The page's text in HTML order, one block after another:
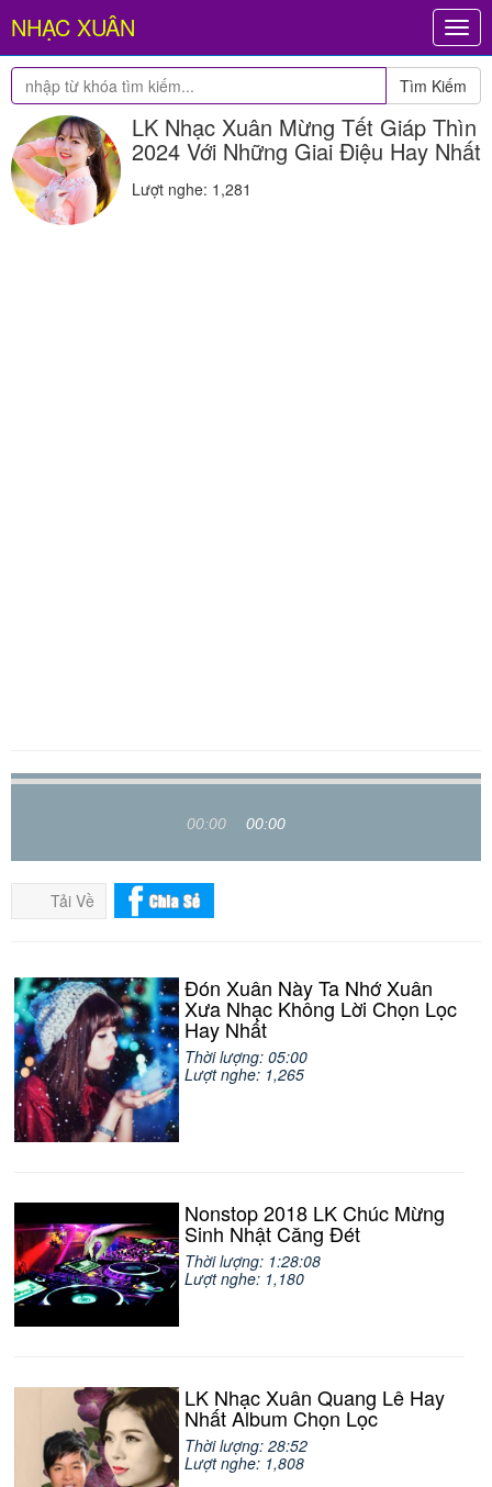
NHẠC XUÂN
Tìm Kiếm
LK Nhạc Xuân Mừng Tết Giáp Thìn
2024 Với Những Giai Điệu Hay Nhất
Lượt nghe: 1,281
00:00 00:00
Tải Về
Đón Xuân Này Ta Nhớ Xuân
Xưa Nhạc Không Lời Chọn Lọc
Hay Nhất
Thời lượng: 05:00
Lượt nghe: 1,265
Nonstop 2018 LK Chúc Mừng
Sinh Nhật Căng Đét
Thời lượng: 1:28:08
Lượt nghe: 1,180
LK Nhạc Xuân Quang Lê Hay
Nhất Album Chọn Lọc
Thời lượng: 28:52
Lượt nghe: 1,808